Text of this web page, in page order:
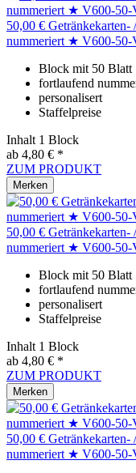
50,00 €
nummeriert ★ V600-50-
Block mit 50 Blatt
fortlaufend
personalisert
Staffelpreise
Inhalt 1 Block
ab 4,80 € *
ZUM PRODUKT
Merken
50,00 €
nummeriert ★ V600-50-
Block mit 50 Blatt
fortlaufend
personalisert
Staffelpreise
Inhalt 1 Block
ab 4,80 € *
ZUM PRODUKT
Merken
50,00 €
nummeriert ★ V600-50-